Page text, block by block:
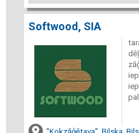
Softwood, SIA